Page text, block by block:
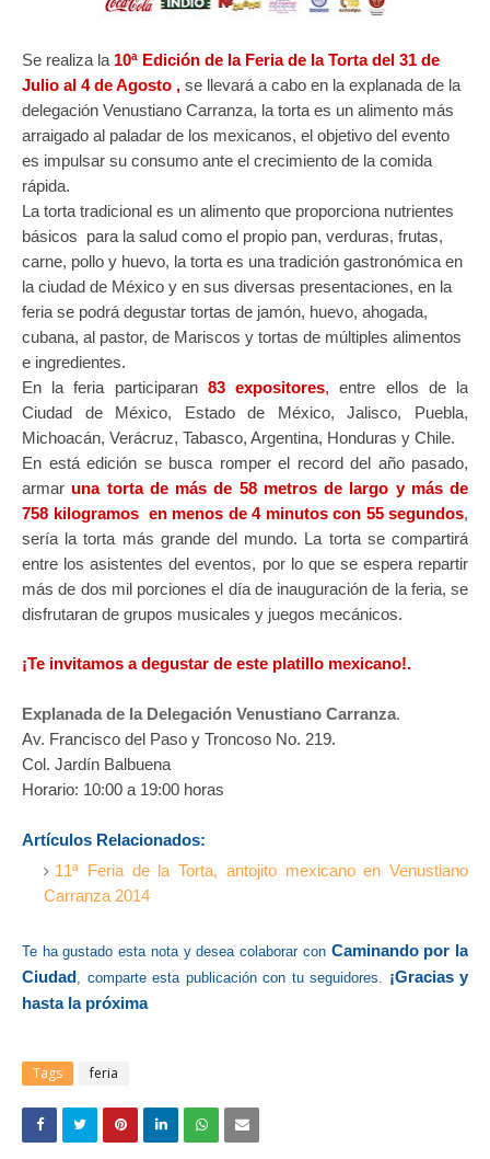
Se realiza la 10ª Edición de la Feria de la Tortadel 31 de
Julio al 4 de Agosto , se llevará a cabo en la explanada de la
delegación Venustiano Carranza, la torta es un alimento más
arraigado al paladar de los mexicanos, el objetivo del evento
es impulsar su consumo ante el crecimiento de la comida
rápida.
La torta tradicional es un alimento que proporciona nutrientes
básicos para la salud como el propio pan, verduras, frutas,
carne, pollo y huevo, la torta es una tradición gastronómica en
la ciudad de México y en sus diversas presentaciones, en la
feria se podrá degustar tortas de jamón, huevo, ahogada,
cubana, al pastor, de Mariscos y tortas de múltiples alimentos
e ingredientes.
En la feria participaran 83 expositores, entre ellos de la
Ciudad de México, Estado de México, Jalisco, Puebla,
Michoacán, Verácruz, Tabasco, Argentina, Honduras y Chile.
En está edición se busca romper el record del año pasado,
armar una torta de más de 58 metros de largo y más de
758 kilogramos en menos de 4 minutos con 55 segundos,
sería la torta más grande del mundo. La torta se compartirá
entre los asistentes del eventos, por lo que se espera repartir
más de dos mil porciones el día de inauguración de la feria, se
disfrutaran de grupos musicales y juegos mecánicos.
¡Te invitamos a degustar de este platillo mexicano!.
Explanada de la Delegación Venustiano Carranza.
Av. Francisco del Paso y Troncoso No. 219.
Col. Jardín Balbuena
Horario: 10:00 a 19:00 horas
Artículos Relacionados:
11ª Feria de la Torta, antojito mexicano en Venustiano
Carranza 2014
Te ha gustado esta nota y desea colaborar con Caminando por la
Ciudad, comparte esta publicación con tu seguidores. ¡Gracias y
hasta la próxima
Tags feria